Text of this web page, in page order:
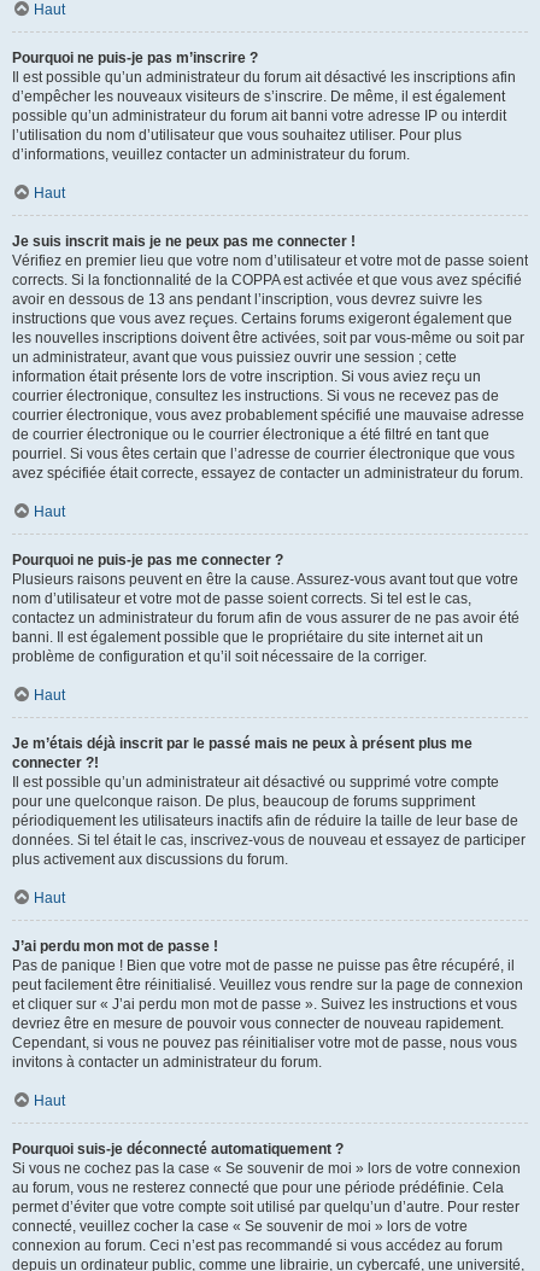
Haut
Pourquoi ne puis-je pas m’inscrire ?
Il est possible qu’un administrateur du forum ait désactivé les inscriptions afin
d’empêcher les nouveaux visiteurs de s’inscrire. De même, il est également
possible qu’un administrateur du forum ait banni votre adresse IP ou interdit
l’utilisation du nom d’utilisateur que vous souhaitez utiliser. Pour plus
d’informations, veuillez contacter un administrateur du forum.
Haut
Je suis inscrit mais je ne peux pas me connecter !
Vérifiez en premier lieu que votre nom d’utilisateur et votre mot de passe soient
corrects. Si la fonctionnalité de la COPPA est activée et que vous avez spécifié
avoir en dessous de 13 ans pendant l’inscription, vous devrez suivre les
instructions que vous avez reçues. Certains forums exigeront également que
les nouvelles inscriptions doivent être activées, soit par vous-même ou soit par
un administrateur, avant que vous puissiez ouvrir une session ; cette
information était présente lors de votre inscription. Si vous aviez reçu un
courrier électronique, consultez les instructions. Si vous ne recevez pas de
courrier électronique, vous avez probablement spécifié une mauvaise adresse
de courrier électronique ou le courrier électronique a été filtré en tant que
pourriel. Si vous êtes certain que l’adresse de courrier électronique que vous
avez spécifiée était correcte, essayez de contacter un administrateur du forum.
Haut
Pourquoi ne puis-je pas me connecter ?
Plusieurs raisons peuvent en être la cause. Assurez-vous avant tout que votre
nom d’utilisateur et votre mot de passe soient corrects. Si tel est le cas,
contactez un administrateur du forum afin de vous assurer de ne pas avoir été
banni. Il est également possible que le propriétaire du site internet ait un
problème de configuration et qu’il soit nécessaire de la corriger.
Haut
Je m’étais déjà inscrit par le passé mais ne peux à présent plus me
connecter ?!
Il est possible qu’un administrateur ait désactivé ou supprimé votre compte
pour une quelconque raison. De plus, beaucoup de forums suppriment
périodiquement les utilisateurs inactifs afin de réduire la taille de leur base de
données. Si tel était le cas, inscrivez-vous de nouveau et essayez de participer
plus activement aux discussions du forum.
Haut
J’ai perdu mon mot de passe !
Pas de panique ! Bien que votre mot de passe ne puisse pas être récupéré, il
peut facilement être réinitialisé. Veuillez vous rendre sur la page de connexion
et cliquer sur « J’ai perdu mon mot de passe ». Suivez les instructions et vous
devriez être en mesure de pouvoir vous connecter de nouveau rapidement.
Cependant, si vous ne pouvez pas réinitialiser votre mot de passe, nous vous
invitons à contacter un administrateur du forum.
Haut
Pourquoi suis-je déconnecté automatiquement ?
Si vous ne cochez pas la case « Se souvenir de moi » lors de votre connexion
au forum, vous ne resterez connecté que pour une période prédéfinie. Cela
permet d’éviter que votre compte soit utilisé par quelqu’un d’autre. Pour rester
connecté, veuillez cocher la case « Se souvenir de moi » lors de votre
connexion au forum. Ceci n’est pas recommandé si vous accédez au forum
depuis un ordinateur public, comme une librairie, un cybercafé, une université,